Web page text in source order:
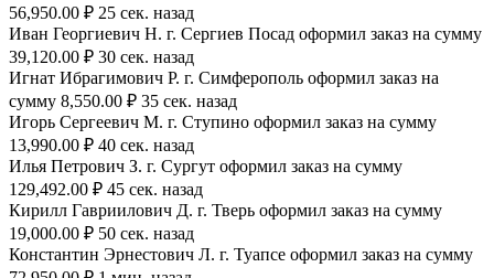
56,950.00 ₽ 25 сек. назад
Иван Георгиевич Н. г. Сергиев Посад оформил заказ на сумму
39,120.00 ₽ 30 сек. назад
Игнат Ибрагимович Р. г. Симферополь оформил заказ на
сумму 8,550.00 ₽ 35 сек. назад
Игорь Сергеевич М. г. Ступино оформил заказ на сумму
13,990.00 ₽ 40 сек. назад
Илья Петрович З. г. Сургут оформил заказ на сумму
129,492.00 ₽ 45 сек. назад
Кирилл Гавриилович Д. г. Тверь оформил заказ на сумму
19,000.00 ₽ 50 сек. назад
Константин Эрнестович Л. г. Туапсе оформил заказ на сумму